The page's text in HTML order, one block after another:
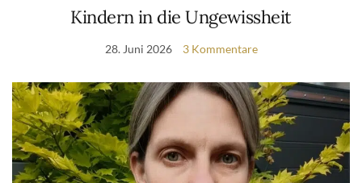
Kindern in die Ungewissheit
28. Juni 2026 3 Kommentare